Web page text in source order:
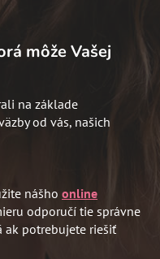
môže Vašej
na základe
od vás, našich
nášho online
odporučí tie správne
ak potrebujete riešiť